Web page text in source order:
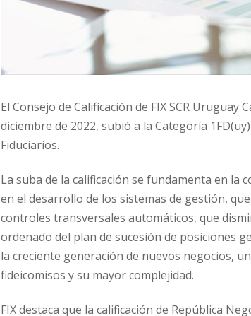
El Consejo de Calificación de FIX SCR Uruguay
diciembre de 2022, subió a la Categoría
Fiduciarios.
La suba de la calificación se fundamenta en la
en el desarrollo de los sistemas de gestión,
controles transversales automáticos, que
ordenado del plan de sucesión de posiciones
la creciente generación de nuevos negocios,
fideicomisos y su mayor complejidad.
FIX destaca que la calificación de República